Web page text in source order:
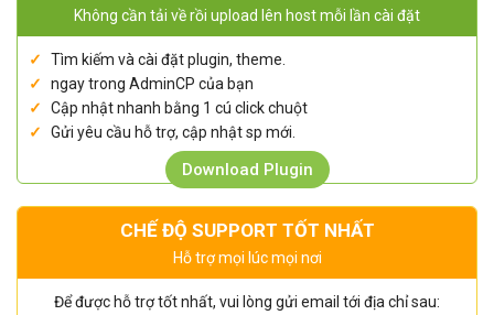
Không cần tải về rồi upload lên host mỗi lần cài đặt
Tìm kiếm và cài đặt plugin, theme.
ngay trong AdminCP của bạn
Cập nhật nhanh bằng 1 cú click chuột
Gửi yêu cầu hỗ trợ, cập nhật sp mới.
Download Plugin
CHẾ ĐỘ SUPPORT TỐT NHẤT
Hỗ trợ mọi lúc mọi nơi
Để được hỗ trợ tốt nhất, vui lòng gửi email tới địa chỉ sau: